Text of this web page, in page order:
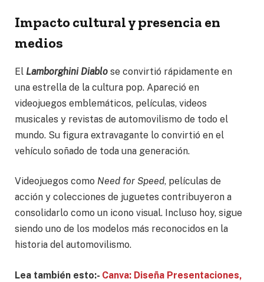
Impacto cultural y presencia en
medios
El Lamborghini Diablo se convirtió rápidamente en
una estrella de la cultura pop. Apareció en
videojuegos emblemáticos, películas, videos
musicales y revistas de automovilismo de todo el
mundo. Su figura extravagante lo convirtió en el
vehículo soñado de toda una generación.
Videojuegos como Need for Speed, películas de
acción y colecciones de juguetes contribuyeron a
consolidarlo como un icono visual. Incluso hoy, sigue
siendo uno de los modelos más reconocidos en la
historia del automovilismo.
Lea también esto:- Canva: Diseña Presentaciones,